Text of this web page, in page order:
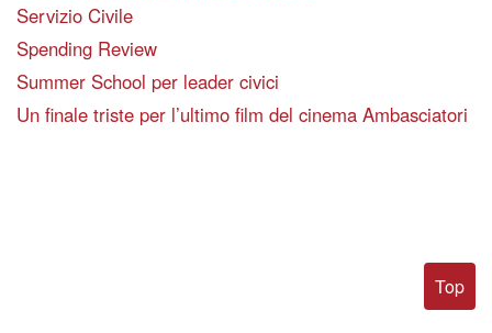
Servizio Civile
Spending Review
Summer School per leader civici
Un finale triste per l’ultimo film del cinema Ambasciatori
Top